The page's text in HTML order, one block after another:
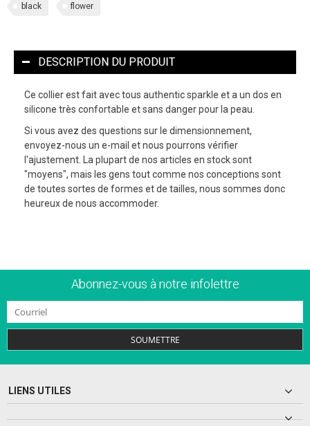
black flower
DESCRIPTION DU PRODUIT
Ce collier est fait avec tous authentic sparkle et a un dos en
silicone très confortable et sans danger pour la peau.
Si vous avez des questions sur le dimensionnement,
envoyez-nous un e-mail et nous pourrons vérifier
l'ajustement. La plupart de nos articles en stock sont
"moyens", mais les gens tout comme nos conceptions sont
de toutes sortes de formes et de tailles, nous sommes donc
heureux de nous accommoder.
Abonnez-vous à notre infolettre
SOUMETTRE
LIENS UTILES